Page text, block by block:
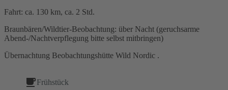
Fahrt: ca. 130 km, ca. 2 Std.
Braunbären/Wildtier-Beobachtung: über Nacht (geruchsarme
Abend-/Nachtverpflegung bitte selbst mitbringen)
Übernachtung Beobachtungshütte Wild Nordic .
Frühstück